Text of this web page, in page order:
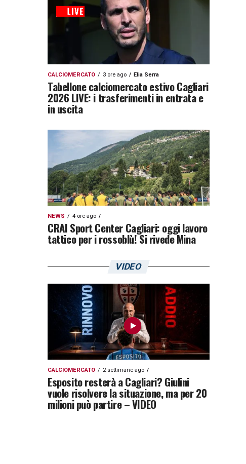
CALCIOMERCATO 3 ore ago Elia Serra
Tabellone calciomercato estivo Cagliari
2026 LIVE: i trasferimenti in entrata e
in uscita
NEWS 4 ore ago
CRAI Sport Center Cagliari: oggi lavoro
tattico per i rossoblù! Si rivede Mina
VIDEO
CALCIOMERCATO 2 settimane ago
Esposito resterà a Cagliari? Giulini
vuole risolvere la situazione, ma per 20
milioni può partire – VIDEO